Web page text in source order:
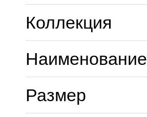
Коллекция
Наименование
Размер